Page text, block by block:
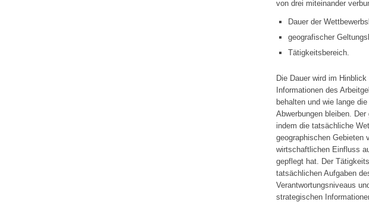
von drei miteinander
Dauer der
geografischer
Tätigkeitsbereich.
Die Dauer wird im
Informationen des
behalten und wie lange
Abwerbungen bleiben.
indem die tatsächliche
geographischen Gebieten
wirtschaftlichen Einfluss
gepflegt hat. Der
tatsächlichen Aufgaben
Verantwortungsniveaus
strategischen